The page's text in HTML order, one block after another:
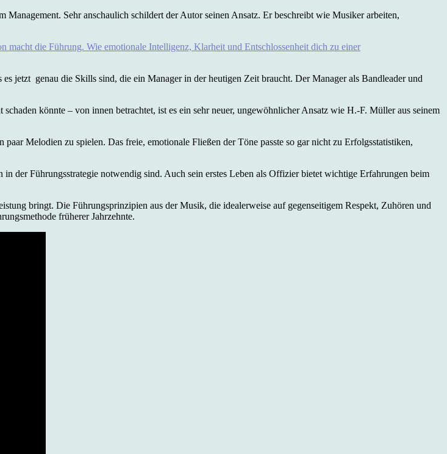
Sehr anschaulich schildert der Autor seinen Ansatz. Er beschreibt wie Musiker arbeiten,
macht die Führung. Wie emotionale Intelligenz, Klarheit und Entschlossenheit dich zu einer
jetzt genau die Skills sind, die ein Manager in der heutigen Zeit braucht. Der Manager als Bandleader und
könnte – von innen betrachtet, ist es ein sehr neuer, ungewöhnlicher Ansatz wie H.-F. Müller aus seinem
Melodien zu spielen. Das freie, emotionale Fließen der Töne passte so gar nicht zu Erfolgsstatistiken,
der Führungsstrategie notwendig sind. Auch sein erstes Leben als Offizier bietet wichtige Erfahrungen beim
bringt. Die Führungsprinzipien aus der Musik, die idealerweise auf gegenseitigem Respekt, Zuhören und
früherer Jahrzehnte.